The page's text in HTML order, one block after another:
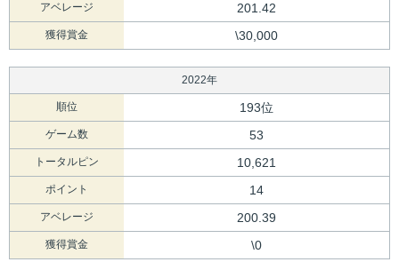
アベレージ 201.42
獲得賞金 \30,000
2022年
順位 193位
ゲーム数 53
トータルピン 10,621
ポイント 14
アベレージ 200.39
獲得賞金 \0